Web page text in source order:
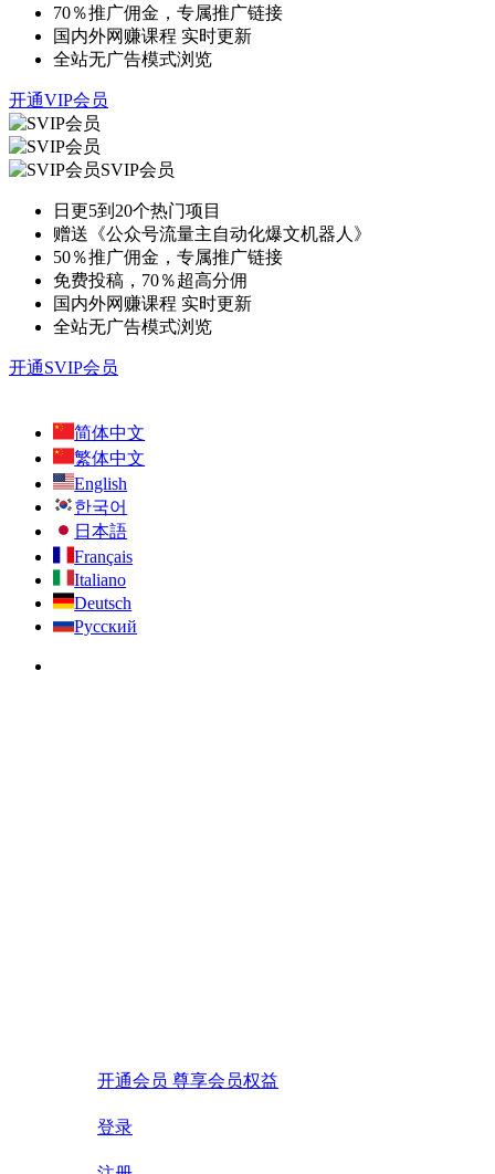
70％推广佣金，专属推广链接
国内外网赚课程 实时更新
全站无广告模式浏览
开通VIP会员
SVIP会员
日更5到20个热门项目
赠送《公众号流量主自动化爆文机器人》
50％推广佣金，专属推广链接
免费投稿，70％超高分佣
国内外网赚课程 实时更新
全站无广告模式浏览
开通SVIP会员
简体中文
繁体中文
English
한국어
日本語
Français
Italiano
Deutsch
Русский
开通会员 尊享会员权益
登录